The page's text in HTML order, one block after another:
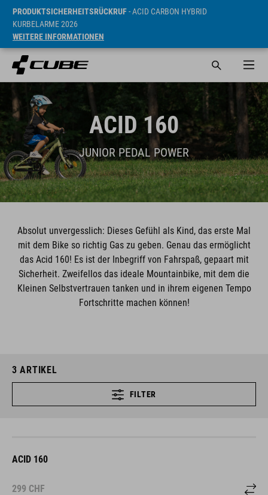
PRODUKTSICHERHEITSRÜCKRUF- ACID CARBON HYBRID
KURBELARME 2026
WEITERE INFORMATIONEN
ACID 160
JUNIOR PEDAL POWER
Absolut unvergesslich: Dieses Gefühl als Kind, das erste Mal
mit dem Bike so richtig Gas zu geben. Genau das ermöglicht
das Acid 160! Es ist der Inbegriff von Fahrspaß, gepaart mit
Sicherheit. Zweifellos das ideale Mountainbike, mit dem die
Kleinen Selbstvertrauen tanken und in ihrem eigenen Tempo
Fortschritte machen können!
3 ARTIKEL
FILTER
ACID 160
299 CHF